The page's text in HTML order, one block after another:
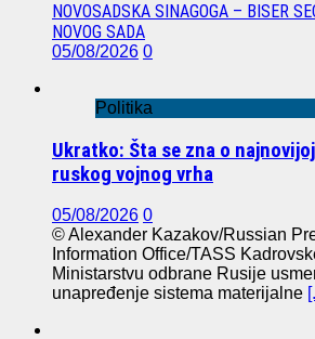
NOVOSADSKA SINAGOGA – BISER
NOVOG SADA
05/08/2026 0
Politika
Ukratko: Šta se zna o
ruskog vojnog vrha
05/08/2026 0
© Alexander Kazakov/Russian
Information Office/TASS
Ministarstvu odbrane Rusije
unapređenje sistema materijalne